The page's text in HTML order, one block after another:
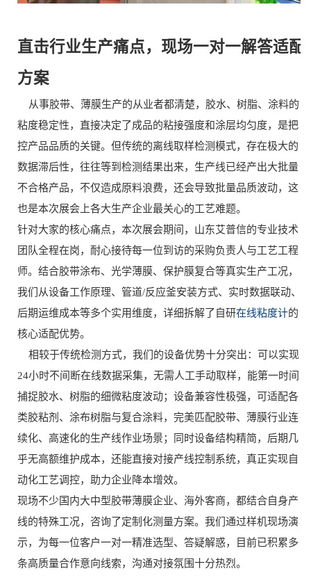
直击行业生产痛点，现场一对一解答适配
方案
从事胶带、薄膜生产的从业者都清楚，胶水、树脂、涂料的
粘度稳定性，直接决定了成品的粘接强度和涂层均匀度，是把
控产品品质的关键。但传统的离线取样检测模式，存在极大的
数据滞后性，往往等到检测结果出来，生产线已经产出大批量
不合格产品，不仅造成原料浪费，还会导致批量品质波动，这
也是本次展会上各大生产企业最关心的工艺难题。
针对大家的核心痛点，本次展会期间，山东艾普信的专业技术
团队全程在岗，耐心接待每一位到访的采购负责人与工艺工程
师。结合胶带涂布、光学薄膜、保护膜复合等真实生产工况，
我们从设备工作原理、管道/反应釜安装方式、实时数据联动、
后期运维成本等多个实用维度，详细拆解了自研在线粘度计的
核心适配优势。
相较于传统检测方式，我们的设备优势十分突出：可以实现
24小时不间断在线数据采集，无需人工手动取样，能第一时间
捕捉胶水、树脂的细微粘度波动；设备兼容性极强，可适配各
类胶粘剂、涂布树脂与复合涂料，完美匹配胶带、薄膜行业连
续化、高速化的生产线作业场景；同时设备结构精简，后期几
乎无高额维护成本，还能直接对接产线控制系统，真正实现自
动化工艺调控，助力企业降本增效。
现场不少国内大中型胶带薄膜企业、海外客商，都结合自身产
线的特殊工况，咨询了定制化测量方案。我们通过样机现场演
示，为每一位客户一对一精准选型、答疑解惑，目前已积累多
条高质量合作意向线索，沟通对接氛围十分热烈。